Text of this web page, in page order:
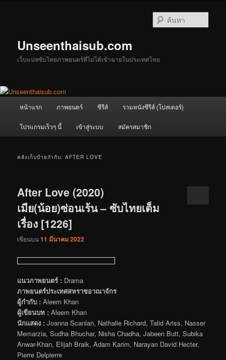
Unseenthaisub.com
เว็บแปลซับไทยภาพยนตร์ที่ไม่ได้เข้าฉายในประเทศไทย
หน้าแรก ภาพยนตร์ ซีรีส์ รวมหนังซีรีส์ (โปสเตอร์)
โปรแกรมเร็วๆ นี้ เข้าสู่ระบบ สมัครสมาชิก
คลังเก็บป้ายกำกับ:AFTER LOVE
After Love (2020)
เมีย(น้อย)ซ่อนเร้น – ซับไทยเต็ม
เรื่อง [1226]
เขียนบน11 มีนาคม 2022
แนวภาพยนตร์ : Drama
ภาพยนตร์ประเทศสหราชอาณาจักร
ผู้กำกับ : Aleem Khan
ผู้เขียนบท : Aleem Khan
นักแสดง : Joanna Scanlan, Nathalie Richard, Talid Ariss, Nasser
Memarzia, Sudha Bhuchar, Nisha Chadha, Jabeen Butt, Subika
Anwar-Khan, Elijah Braik, Adam Karim, Narayan David Hecter,
Pierre Delpierre